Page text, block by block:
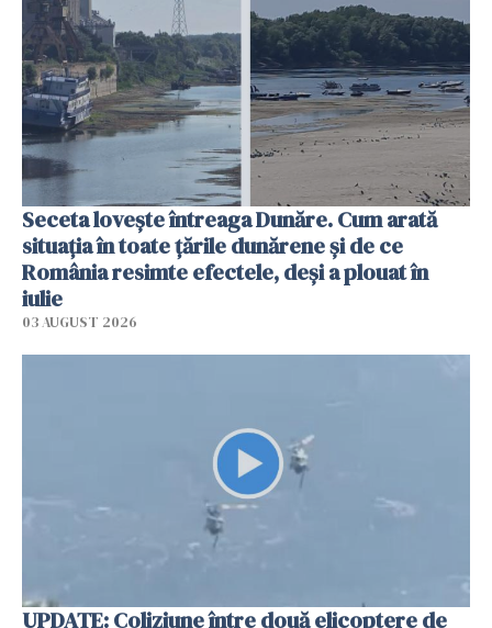
Seceta lovește întreaga Dunăre. Cum arată
situația în toate țările dunărene și de ce
România resimte efectele, deși a plouat în
iulie
03 AUGUST 2026
UPDATE: Coliziune între două elicoptere de